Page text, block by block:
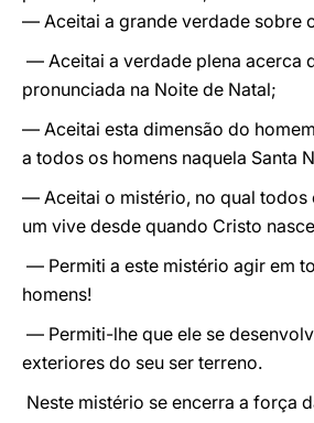
— Aceitai a grande verdade sobre
— Aceitai a verdade plena acerca
pronunciada na Noite de Natal;
— Aceitai esta dimensão do
a todos os homens naquela Santa
— Aceitai o mistério, no qual todos
um vive desde quando Cristo
— Permiti a este mistério agir em
homens!
— Permiti-lhe que ele se
exteriores do seu ser terreno.
Neste mistério se encerra a força